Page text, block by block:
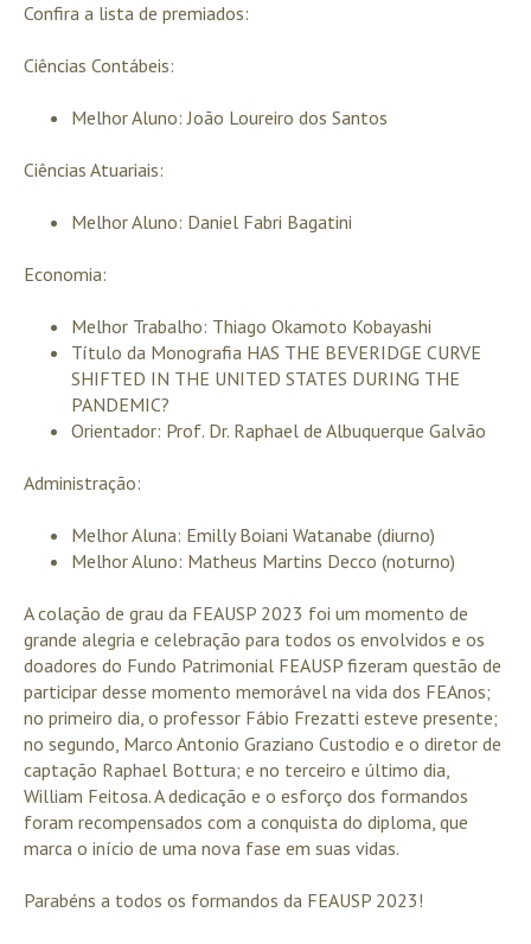
Confira a lista de premiados:
Ciências Contábeis:
Melhor Aluno: João Loureiro dos Santos
Ciências Atuariais:
Melhor Aluno: Daniel Fabri Bagatini
Economia:
Melhor Trabalho: Thiago Okamoto Kobayashi
Título da Monografia HAS THE BEVERIDGE CURVE
SHIFTED IN THE UNITED STATES DURING THE
PANDEMIC?
Orientador: Prof. Dr. Raphael de Albuquerque Galvão
Administração:
Melhor Aluna: Emilly Boiani Watanabe (diurno)
Melhor Aluno: Matheus Martins Decco (noturno)
A colação de grau da FEAUSP 2023 foi um momento de
grande alegria e celebração para todos os envolvidos e os
doadores do Fundo Patrimonial FEAUSP fizeram questão de
participar desse momento memorável na vida dos FEAnos;
no primeiro dia, o professor Fábio Frezatti esteve presente;
no segundo, Marco Antonio Graziano Custodio e o diretor de
captação Raphael Bottura; e no terceiro e último dia,
William Feitosa. A dedicação e o esforço dos formandos
foram recompensados com a conquista do diploma, que
marca o início de uma nova fase em suas vidas.
Parabéns a todos os formandos da FEAUSP 2023!